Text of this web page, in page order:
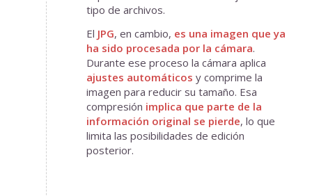
tipo de archivos.
El JPG, en cambio, es una imagen que ya
ha sido procesada por la cámara.
Durante ese proceso la cámara aplica
ajustes automáticos y comprime la
imagen para reducir su tamaño. Esa
compresión implica que parte de la
información original se pierde, lo que
limita las posibilidades de edición
posterior.